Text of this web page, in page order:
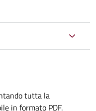
tutta la
in formato PDF.